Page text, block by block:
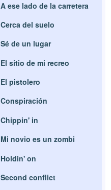
A ese lado de la carretera
Cerca del suelo
Sé de un lugar
El sitio de mi recreo
El pistolero
Conspiración
Chippin' in
Mi novio es un zombi
Holdin' on
Second conflict